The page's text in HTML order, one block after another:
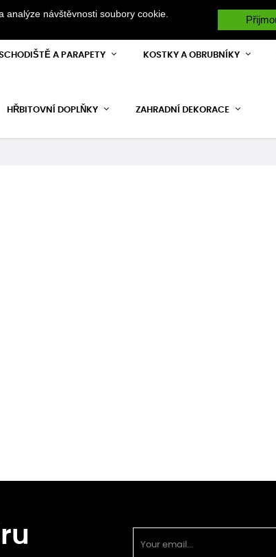
návštěvnosti soubory cookie.
JAKOUKOLIV RADU VOLEJTE +420 731 528 328 RÁDI
A PARAPETY KOSTKY A OBRUBNÍKY
HŘBITOVNÍ DOPLŇKY ZAHRADNÍ DEKORACE